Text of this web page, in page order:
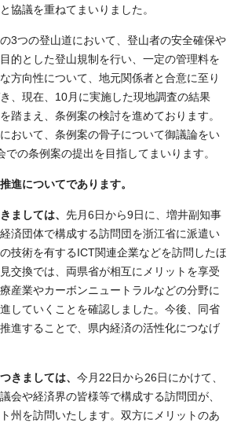
協議を重ねてまいりました。
3つの登山道において、登山者の安全確保や
的とした登山規制を行い、一定の管理料を
方向性について、地元関係者と合意に至り
、現在、10月に実施した現地調査の結果
踏まえ、条例案の検討を進めております。
おいて、条例案の骨子について御議論をい
での条例案の提出を目指してまいります。
進についてであります。
ましては、 先月6日から9日に、増井副知事
済団体で構成する訪問団を浙江省に派遣い
技術を有するICT関連企業などを訪問したほ
交換では、両県省が相互にメリットを享受
産業やカーボンニュートラルなどの分野に
していくことを確認しました。今後、同省
進することで、県内経済の活性化につなげ
きましては、 今月22日から26日にかけて、
会や経済界の皆様等で構成する訪問団が、
州を訪問いたします。双方にメリットのあ